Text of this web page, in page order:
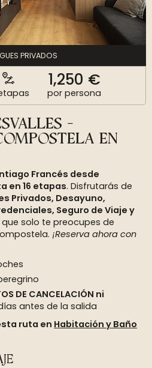
PRIVADOS
1,250 €
por persona
-
EN
Francés desde
en 16 etapas. Disfrutarás de
Privados, Desayuno,
Seguro de Viaje y
solo te preocupes de
¡Reserva ahora con
DE CANCELACIÓN ni
antes de la salida
ruta en Habitación y Baño